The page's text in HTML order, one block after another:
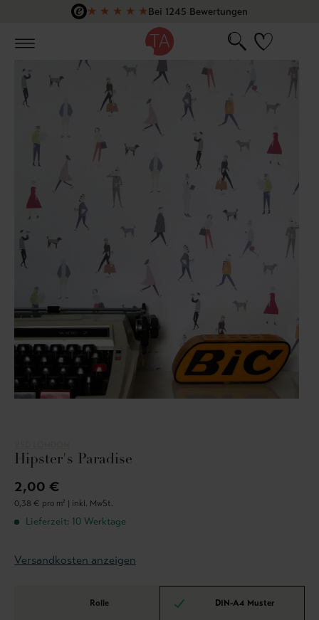
Zum Hauptinhalt springen
★ ★ ★ ★ ★Bei 1245 Bewertungen
Hipster's Paradise
2,00 €
0,38 € pro m² | inkl. MwSt.
Lieferzeit: 10 Werktage
Versandkosten anzeigen
Rolle DIN-A4 Muster